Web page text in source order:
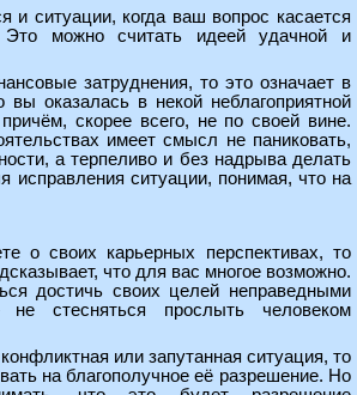
и ситуации, когда ваш вопрос касается
Это можно считать идеей удачной и
затруднения, то это означает в
вы оказалась в некой неблагоприятной
скорее всего, не по своей вине.
имеет смысл не паниковать,
а терпеливо и без надрыва делать
исправления ситуации, понимая, что на
о своих карьерных перспективах, то
что для вас многое возможно.
достичь своих целей неправедными
стесняться прослыть человеком
или запутанная ситуация, то
на благополучное её разрешение. Но